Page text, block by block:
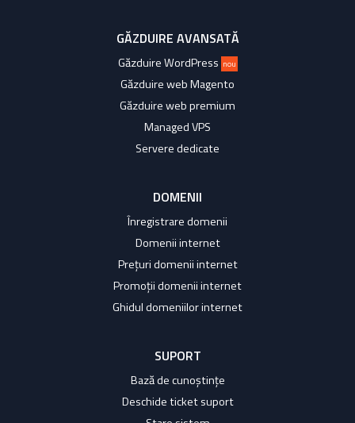
GĂZDUIRE AVANSATĂ
Găzduire WordPress nou
Găzduire web Magento
Găzduire web premium
Managed VPS
Servere dedicate
DOMENII
Înregistrare domenii
Domenii internet
Prețuri domenii internet
Promoții domenii internet
Ghidul domeniilor internet
SUPORT
Bază de cunoștințe
Deschide ticket suport